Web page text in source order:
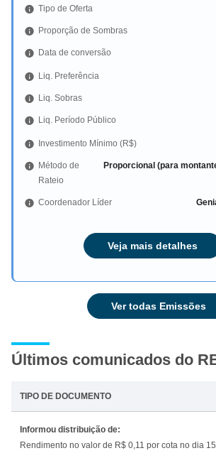
Tipo de Oferta
Proporção de Sombras
Data de conversão
Liq. Preferência
Liq. Sobras
Liq. Período Público
Investimento Mínimo (R$)
Método de
Rateio
Proporcional (para
Coordenador Líder
Veja mais detalhes
Ver todas Emissões
Últimos comunicados do
TIPO DE DOCUMENTO
Informou distribuição de:
Rendimento no valor de R$ 0,11 por cota no dia